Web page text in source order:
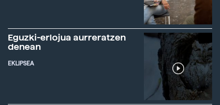
Eguzki-erlojua aurreratzen
denean
EKLIPSEA